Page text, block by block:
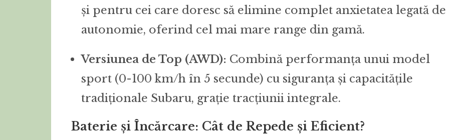
și pentru cei care doresc să elimine complet anxietatea legată de
autonomie, oferind cel mai mare range din gamă.
Versiunea de Top (AWD): Combină performanța unui model
sport (0-100 km/h în 5 secunde) cu siguranța și capacitățile
tradiționale Subaru, grație tracțiunii integrale.
Baterie și Încărcare: Cât de Repede și Eficient?